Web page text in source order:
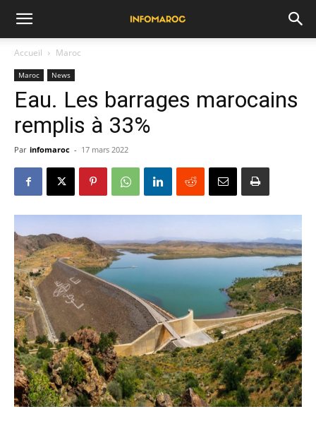
Accueil Maroc
Maroc News
Eau. Les barrages marocains
remplis à 33%
Par infomaroc - 17 mars 2022